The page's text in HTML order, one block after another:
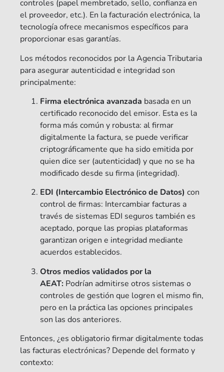
controles (papel membretado, sello, confianza en
el proveedor, etc.). En la facturación electrónica, la
tecnología ofrece mecanismos específicos para
proporcionar esas garantías.
Los métodos reconocidos por la Agencia Tributaria
para asegurar autenticidad e integridad son
principalmente:
Firma electrónica avanzada basada en un
certificado reconocido del emisor. Esta es la
forma más común y robusta: al firmar
digitalmente la factura, se puede verificar
criptográficamente que ha sido emitida por
quien dice ser (autenticidad) y que no se ha
modificado desde su firma (integridad).
EDI (Intercambio Electrónico de Datos) con
control de firmas: Intercambiar facturas a
través de sistemas EDI seguros también es
aceptado, porque las propias plataformas
garantizan origen e integridad mediante
acuerdos establecidos.
Otros medios validados por la
AEAT: Podrían admitirse otros sistemas o
controles de gestión que logren el mismo fin,
pero en la práctica las opciones principales
son las dos anteriores.
Entonces, ¿es obligatorio firmar digitalmente todas
las facturas electrónicas? Depende del formato y
contexto: